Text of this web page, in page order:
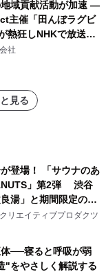
域貢献活動が加速 ―
主催「田んぼラグビ
熱狂しNHKで放送さ
社
見る
登場！ 「サウナのあ
」第2弾 渋谷
湯」と期間限定のコ
サウナイキタイコラ
定！
リエイティブプロダクツ
──寝ると呼吸が弱
"をやさしく解説する